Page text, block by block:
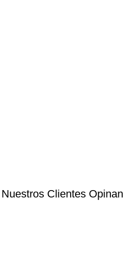
Nuestros Clientes Opinan